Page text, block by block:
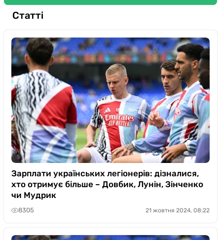
Статті
Зарплати українських легіонерів: дізналися,
хто отримує більше – Довбик, Лунін, Зінченко
чи Мудрик
8305 21 жовтня 2024, 08:22